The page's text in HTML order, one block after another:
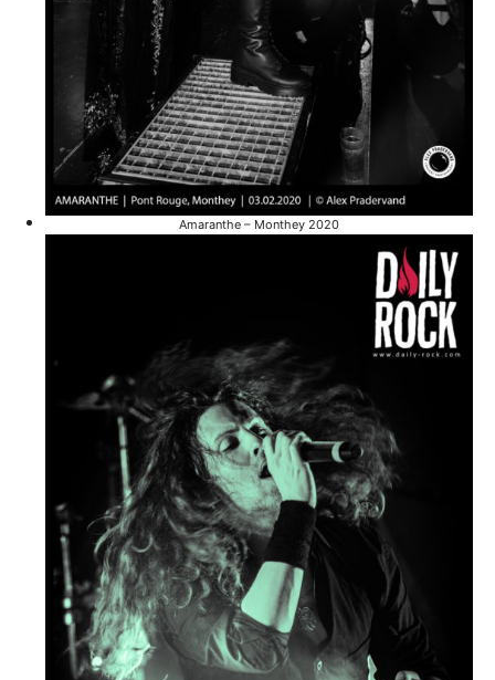
Amaranthe – Monthey 2020